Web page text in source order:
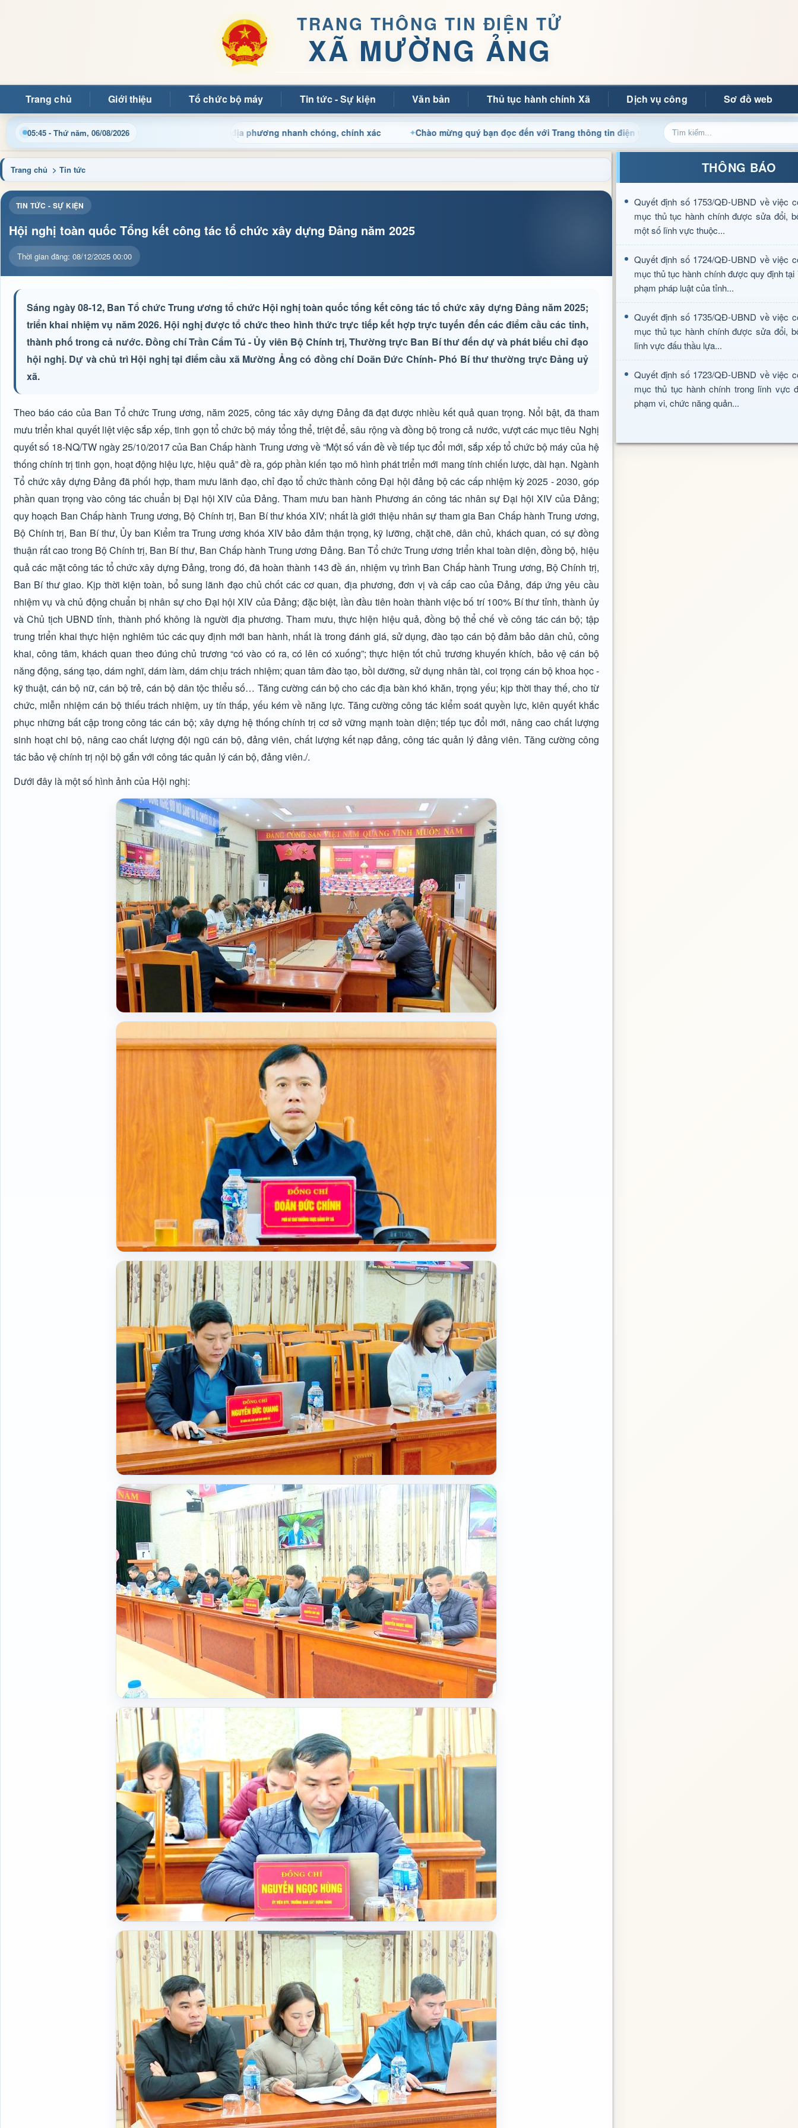
TRANG THÔNG TIN ĐIỆN TỬ
XÃ MƯỜNG ẢNG
Trang chủ Giới thiệu Tổ chức bộ máy Tin tức - Sự kiện Văn bản Thủ tục hành chính Xã Dịch vụ công Sơ đồ web
05:45 - Thứ năm, 06/08/2026
điều hành, thủ tục hành chính và tin tức địa phương nhanh chóng, chính xác Chào mừng quý bạn đọc đến với Trang thông tin điện tử xã Mường Ảng Cập nhật thông tin điều
Trang chủ > Tin tức
TIN TỨC - SỰ KIỆN
Hội nghị toàn quốc Tổng kết công tác tổ chức xây dựng Đảng năm 2025
Thời gian đăng: 08/12/2025 00:00
Sáng ngày 08-12, Ban Tổ chức Trung ương tổ chức Hội nghị toàn quốc tổng kết công tác tổ chức xây dựng Đảng năm 2025;
triển khai nhiệm vụ năm 2026. Hội nghị được tổ chức theo hình thức trực tiếp kết hợp trực tuyến đến các điểm cầu các tỉnh,
thành phố trong cả nước. Đồng chí Trần Cẩm Tú - Ủy viên Bộ Chính trị, Thường trực Ban Bí thư đến dự và phát biểu chỉ đạo
hội nghị. Dự và chủ trì Hội nghị tại điểm cầu xã Mường Ảng có đồng chí Doãn Đức Chính- Phó Bí thư thường trực Đảng uỷ
xã.
Theo báo cáo của Ban Tổ chức Trung ương, năm 2025, công tác xây dựng Đảng đã đạt được nhiều kết quả quan trọng. Nổi bật, đã tham
mưu triển khai quyết liệt việc sắp xếp, tinh gọn tổ chức bộ máy tổng thể, triệt để, sâu rộng và đồng bộ trong cả nước, vượt các mục tiêu Nghị
quyết số 18-NQ/TW ngày 25/10/2017 của Ban Chấp hành Trung ương về “Một số vấn đề về tiếp tục đổi mới, sắp xếp tổ chức bộ máy của hệ
thống chính trị tinh gọn, hoạt động hiệu lực, hiệu quả” đề ra, góp phần kiến tạo mô hình phát triển mới mang tính chiến lược, dài hạn. Ngành
Tổ chức xây dựng Đảng đã phối hợp, tham mưu lãnh đạo, chỉ đạo tổ chức thành công Đại hội đảng bộ các cấp nhiệm kỳ 2025 - 2030, góp
phần quan trọng vào công tác chuẩn bị Đại hội XIV của Đảng. Tham mưu ban hành Phương án công tác nhân sự Đại hội XIV của Đảng;
quy hoạch Ban Chấp hành Trung ương, Bộ Chính trị, Ban Bí thư khóa XIV; nhất là giới thiệu nhân sự tham gia Ban Chấp hành Trung ương,
Bộ Chính trị, Ban Bí thư, Ủy ban Kiểm tra Trung ương khóa XIV bảo đảm thận trọng, kỹ lưỡng, chặt chẽ, dân chủ, khách quan, có sự đồng
thuận rất cao trong Bộ Chính trị, Ban Bí thư, Ban Chấp hành Trung ương Đảng. Ban Tổ chức Trung ương triển khai toàn diện, đồng bộ, hiệu
quả các mặt công tác tổ chức xây dựng Đảng, trong đó, đã hoàn thành 143 đề án, nhiệm vụ trình Ban Chấp hành Trung ương, Bộ Chính trị,
Ban Bí thư giao. Kịp thời kiện toàn, bổ sung lãnh đạo chủ chốt các cơ quan, địa phương, đơn vị và cấp cao của Đảng, đáp ứng yêu cầu
nhiệm vụ và chủ động chuẩn bị nhân sự cho Đại hội XIV của Đảng; đặc biệt, lần đầu tiên hoàn thành việc bố trí 100% Bí thư tỉnh, thành ủy
và Chủ tịch UBND tỉnh, thành phố không là người địa phương. Tham mưu, thực hiện hiệu quả, đồng bộ thể chế về công tác cán bộ; tập
trung triển khai thực hiện nghiêm túc các quy định mới ban hành, nhất là trong đánh giá, sử dụng, đào tạo cán bộ đảm bảo dân chủ, công
khai, công tâm, khách quan theo đúng chủ trương “có vào có ra, có lên có xuống”; thực hiện tốt chủ trương khuyến khích, bảo vệ cán bộ
năng động, sáng tạo, dám nghĩ, dám làm, dám chịu trách nhiệm; quan tâm đào tạo, bồi dưỡng, sử dụng nhân tài, coi trọng cán bộ khoa học -
kỹ thuật, cán bộ nữ, cán bộ trẻ, cán bộ dân tộc thiểu số… Tăng cường cán bộ cho các địa bàn khó khăn, trọng yếu; kịp thời thay thế, cho từ
chức, miễn nhiệm cán bộ thiếu trách nhiệm, uy tín thấp, yếu kém về năng lực. Tăng cường công tác kiểm soát quyền lực, kiên quyết khắc
phục những bất cập trong công tác cán bộ; xây dựng hệ thống chính trị cơ sở vững mạnh toàn diện; tiếp tục đổi mới, nâng cao chất lượng
sinh hoạt chi bộ, nâng cao chất lượng đội ngũ cán bộ, đảng viên, chất lượng kết nạp đảng, công tác quản lý đảng viên. Tăng cường công
tác bảo vệ chính trị nội bộ gắn với công tác quản lý cán bộ, đảng viên./.
Dưới đây là một số hình ảnh của Hội nghị:
THÔNG BÁO
Quyết định số 1753/QĐ-UBND về việc
mục thủ tục hành chính được sửa đổi,
một số lĩnh vực thuộc...
Quyết định số 1724/QĐ-UBND về việc
mục thủ tục hành chính được quy định tại
phạm pháp luật của tỉnh...
Quyết định số 1735/QĐ-UBND về việc
mục thủ tục hành chính được sửa đổi,
lĩnh vực đấu thầu lựa...
Quyết định số 1723/QĐ-UBND về việc
mục thủ tục hành chính trong lĩnh vực
phạm vi, chức năng quản...